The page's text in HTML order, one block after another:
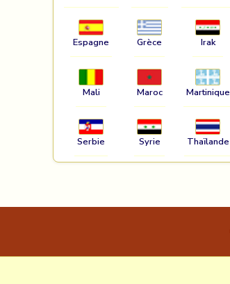
Espagne Grèce Irak
Mali Maroc Martinique
Serbie Syrie Thaïlande